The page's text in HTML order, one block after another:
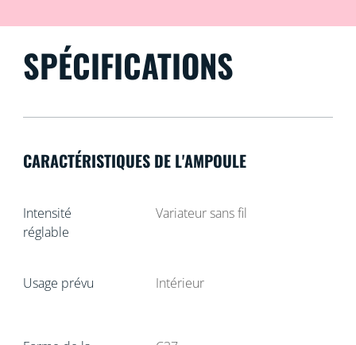
SPÉCIFICATIONS
CARACTÉRISTIQUES DE L'AMPOULE
Intensité
réglable
Variateur sans fil
Usage prévu Intérieur